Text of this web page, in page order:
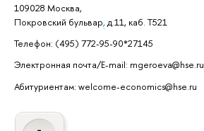
109028 Москва,
Покровский бульвар, д.11, каб. Т521
Телефон: (495) 772-95-90*27145
Электронная почта/E-mail: mgeroeva@hse.ru
Абитуриентам: welcome-economics@hse.ru